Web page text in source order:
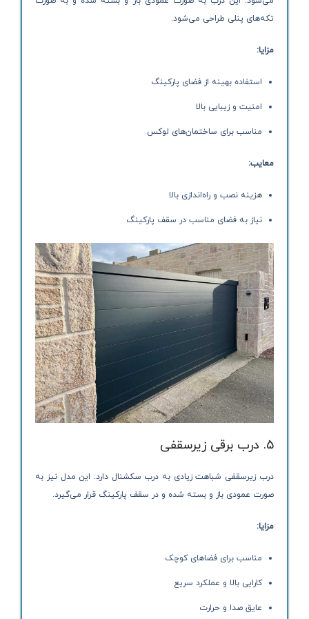
تکه‌های پنلی طراحی می‌شود.
مزایا:
استفاده بهینه از فضای پارکینگ
امنیت و زیبایی بالا
مناسب برای ساختمان‌های لوکس
معایب:
هزینه نصب و راه‌اندازی بالا
نیاز به فضای مناسب در سقف پارکینگ
5. درب برقی زیرسقفی
درب زیرسقفی شباهت زیادی به درب سکشنال دارد. این مدل نیز به
صورت عمودی باز و بسته شده و در سقف پارکینگ قرار می‌گیرد.
مزایا:
مناسب برای فضاهای کوچک
کارایی بالا و عملکرد سریع
عایق صدا و حرارت